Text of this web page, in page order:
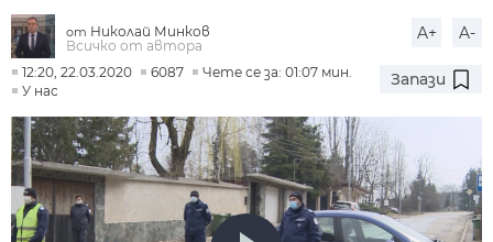
от Николай Минков
Всичко от автора
A+ A-
12:20, 22.03.2020 6087
Чете се за: 01:07 мин.
У нас
Запази